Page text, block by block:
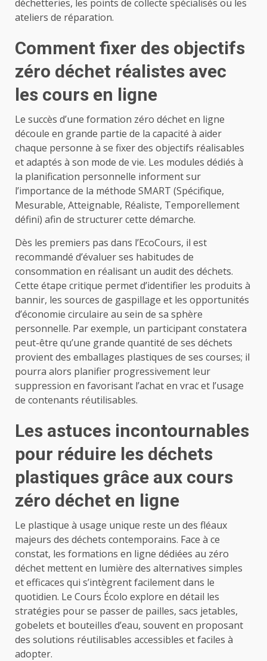
déchetteries, les points de collecte spécialisés ou les
ateliers de réparation.
Comment fixer des objectifs
zéro déchet réalistes avec
les cours en ligne
Le succès d’une formation zéro déchet en ligne
découle en grande partie de la capacité à aider
chaque personne à se fixer des objectifs réalisables
et adaptés à son mode de vie. Les modules dédiés à
la planification personnelle informent sur
l’importance de la méthode SMART (Spécifique,
Mesurable, Atteignable, Réaliste, Temporellement
défini) afin de structurer cette démarche.
Dès les premiers pas dans l’EcoCours, il est
recommandé d’évaluer ses habitudes de
consommation en réalisant un audit des déchets.
Cette étape critique permet d’identifier les produits à
bannir, les sources de gaspillage et les opportunités
d’économie circulaire au sein de sa sphère
personnelle. Par exemple, un participant constatera
peut-être qu’une grande quantité de ses déchets
provient des emballages plastiques de ses courses; il
pourra alors planifier progressivement leur
suppression en favorisant l’achat en vrac et l’usage
de contenants réutilisables.
Les astuces incontournables
pour réduire les déchets
plastiques grâce aux cours
zéro déchet en ligne
Le plastique à usage unique reste un des fléaux
majeurs des déchets contemporains. Face à ce
constat, les formations en ligne dédiées au zéro
déchet mettent en lumière des alternatives simples
et efficaces qui s’intègrent facilement dans le
quotidien. Le Cours Écolo explore en détail les
stratégies pour se passer de pailles, sacs jetables,
gobelets et bouteilles d’eau, souvent en proposant
des solutions réutilisables accessibles et faciles à
adopter.